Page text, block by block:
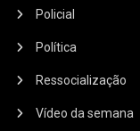
Policial
Política
Ressocialização
Vídeo da semana